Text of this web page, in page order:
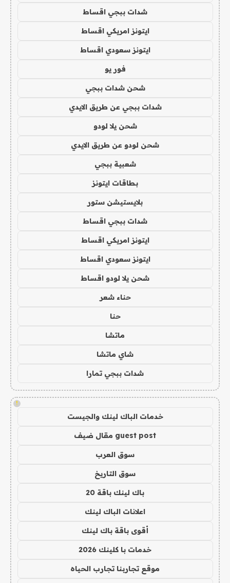
شدات ببجي اقساط
ايتونز امريكي اقساط
ايتونز سعودي اقساط
فور يو
شحن شدات ببجي
شدات ببجي عن طريق الايدي
شحن يلا لودو
شحن لودو عن طريق الايدي
شعبية ببجي
بطاقات ايتونز
بلايستيشن ستور
شدات ببجي اقساط
ايتونز امريكي اقساط
ايتونز سعودي اقساط
شحن يلا لودو اقساط
حناء شعر
حنا
ماتشا
شاي ماتشا
شدات ببجي تمارا
!
خدمات الباك لينك والجيست
guest post مقال ضيف
سوق العرب
سوق التاريخ
باك لينك باقة 20
اعلانات الباك لينك
أقوى باقة باك لينك
خدمات با كلينك 2026
موقع تجاربنا تجارب الحياه